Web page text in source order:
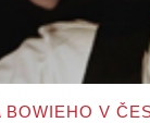
BOWIEHO V